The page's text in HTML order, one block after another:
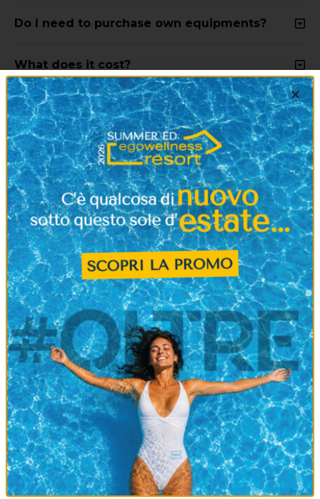
Do I need to purchase own equipments?
What does it cost?
Where can I find Vive Fitness?
EVENTS Vedi tutti
Ego è molto di più di una palestra!Scopri tutte le
novità e partecipa alle nostre attività per vivere
esperienze di divertimento, condivisione e
benessere!